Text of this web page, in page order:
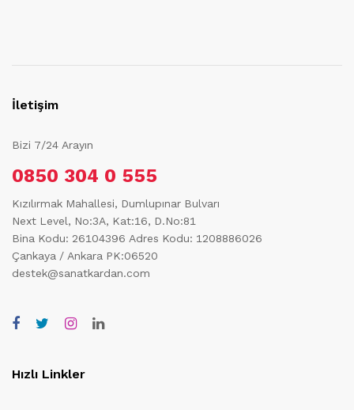
İletişim
Bizi 7/24 Arayın
0850 304 0 555
Kızılırmak Mahallesi, Dumlupınar Bulvarı
Next Level, No:3A, Kat:16, D.No:81
Bina Kodu: 26104396 Adres Kodu: 1208886026
Çankaya / Ankara PK:06520
destek@sanatkardan.com
Hızlı Linkler